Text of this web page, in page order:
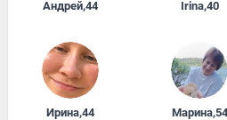
Андрей,44 Irina,40
Ирина,44 Марина,54